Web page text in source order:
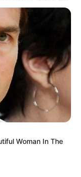
Woman In The